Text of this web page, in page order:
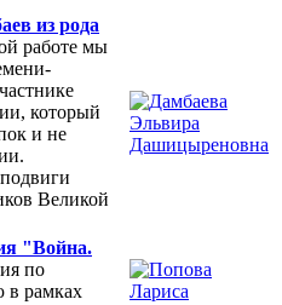
из рода
работе мы
который
и не
Великой
"Война.
по
в рамках